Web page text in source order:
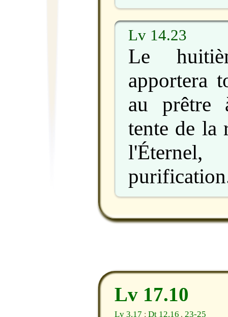
Lv 14.23
Le
apportera
au prêtre
tente de la
Lv 17.10
Lv 3.17 ; Dt 12.16 , 23-25